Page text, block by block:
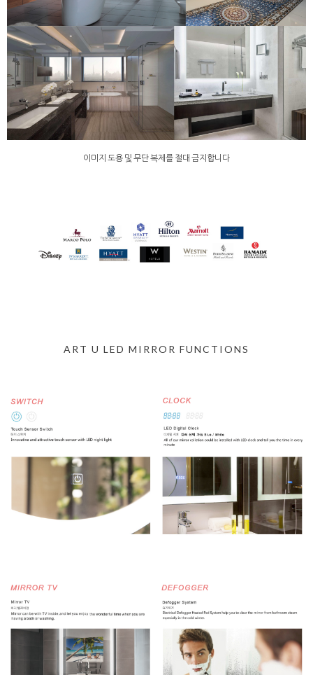
이미지 도용 및 무단 복제를 절대 금지합니다
ART U LED MIRROR FUNCTIONS